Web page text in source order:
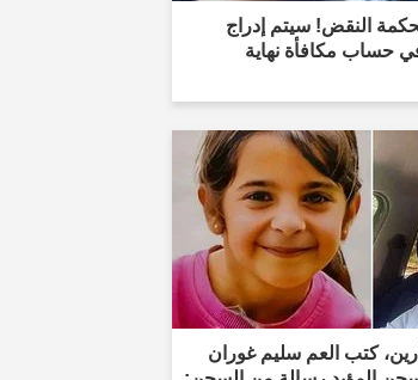
النقض! سيتم إدراج
حساب مكافأة نهاية
كتب العم سليم غوران